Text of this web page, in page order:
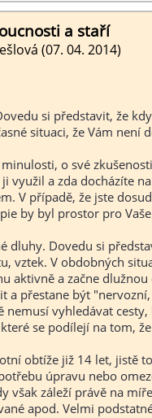
a staří
(07. 04. 2014)
si představit, že
situaci, že Vám není
o své
využil a zda docházíte
V případě, že jste
by byl prostor pro
dluhy. Dovedu si
vztek. V obdobných
aktivně a začne
a přestane být
nemusí vyhledávat
se podílejí na tom,
obtíže již 14 let, jistě
úpravu nebo
však záleží právě na
apod. Velmi